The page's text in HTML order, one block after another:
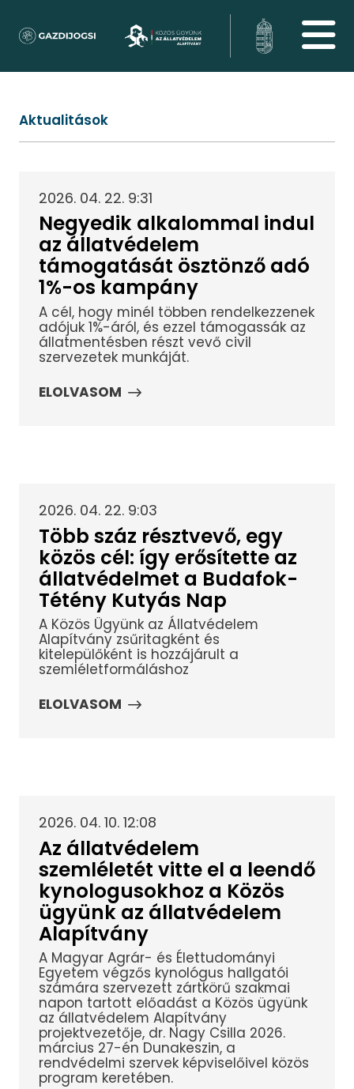
Aktualitások
2026. 04. 22. 9:31
Negyedik alkalommal indul
az állatvédelem
támogatását ösztönző adó
1%-os kampány
A cél, hogy minél többen rendelkezzenek
adójuk 1%-áról, és ezzel támogassák az
állatmentésben részt vevő civil
szervezetek munkáját.
ELOLVASOM
2026. 04. 22. 9:03
Több száz résztvevő, egy
közös cél: így erősítette az
állatvédelmet a Budafok-
Tétény Kutyás Nap
A Közös Ügyünk az Állatvédelem
Alapítvány zsűritagként és
kitelepülőként is hozzájárult a
szemléletformáláshoz
ELOLVASOM
2026. 04. 10. 12:08
Az állatvédelem
szemléletét vitte el a leendő
kynologusokhoz a Közös
ügyünk az állatvédelem
Alapítvány
A Magyar Agrár- és Élettudományi
Egyetem végzős kynológus hallgatói
számára szervezett zártkörű szakmai
napon tartott előadást a Közös ügyünk
az állatvédelem Alapítvány
projektvezetője, dr. Nagy Csilla 2026.
március 27-én Dunakeszin, a
rendvédelmi szervek képviselőivel közös
program keretében.